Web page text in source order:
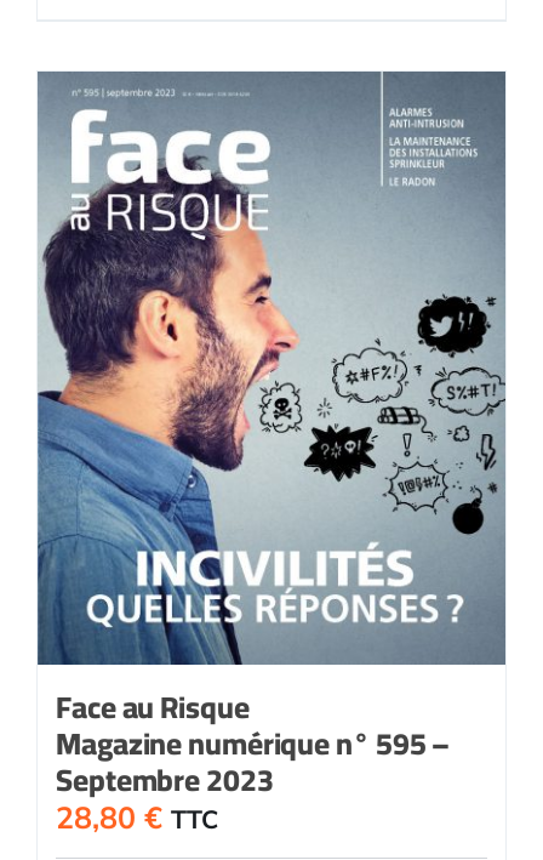
Face au Risque
Magazine numérique n° 595 –
Septembre 2023
28,80 € TTC